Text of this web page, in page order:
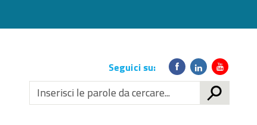
Link
social
Seguici su: